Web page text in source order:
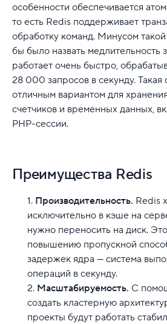
особенности обеспечивается
то есть Redis поддерживает
обработку команд. Минусом
бы было назвать медлительность
работает очень быстро,
28 000 запросов в секунду. Такая
отличным вариантом для
счетчиков и временных данных,
PHP-сессии.
Преимущества Redis
Производительность. Redis
исключительно в кэше на
нужно переносить на диск.
повышению пропускной
задержек ядра — система
операций в секунду.
Масштабируемость. С
создать кластерную
проекты будут работать